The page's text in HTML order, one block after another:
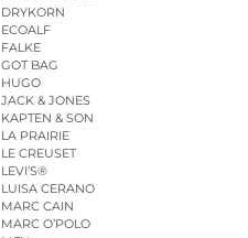
DRYKORN
ECOALF
FALKE
GOT BAG
HUGO
JACK & JONES
KAPTEN & SON
LA PRAIRIE
LE CREUSET
LEVI’S®
LUISA CERANO
MARC CAIN
MARC O’POLO